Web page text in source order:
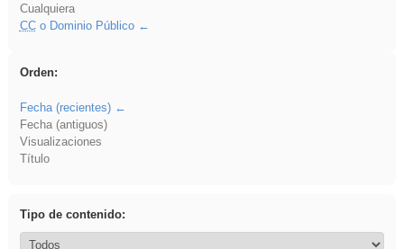
Cualquiera
CCo Dominio Público
Orden:
Fecha (recientes)
Fecha (antiguos)
Visualizaciones
Título
Tipo de contenido: